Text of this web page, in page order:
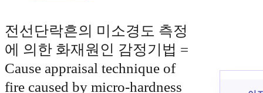
전선단락흔의 미소경도 측정
에 의한 화재원인 감정기법 =
Cause appraisal technique of
fire caused by micro-hardness